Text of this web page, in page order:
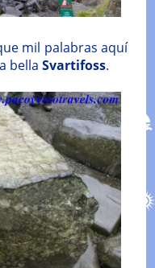
mil palabras aquí
bella Svartifoss.